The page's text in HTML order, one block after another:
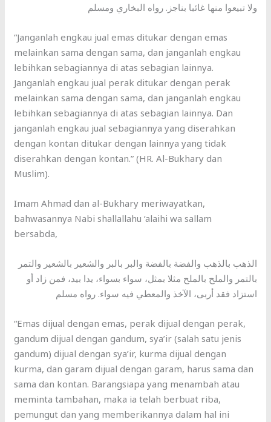
ولا تبيعوا منها غائبا بناجز. رواه البخاري ومسلم
“Janganlah engkau jual emas ditukar dengan emas
melainkan sama dengan sama, dan janganlah engkau
lebihkan sebagiannya di atas sebagian lainnya.
Janganlah engkau jual perak ditukar dengan perak
melainkan sama dengan sama, dan janganlah engkau
lebihkan sebagiannya di atas sebagian lainnya. Dan
janganlah engkau jual sebagiannya yang diserahkan
dengan kontan ditukar dengan lainnya yang tidak
diserahkan dengan kontan.” (HR. Al-Bukhary dan
Muslim).
Imam Ahmad dan al-Bukhary meriwayatkan,
bahwasannya Nabi shallallahu ‘alaihi wa sallam
bersabda,
الذهب بالذهب والفضة بالفضة والبر بالبر والشعير بالشعير والتمر
بالتمر والملح بالملح مثلا بمثل، سواء بسواء، يدا بيد، فمن زاد أو
استزاد فقد أربى، الآخذ والمعطي فيه سواء. رواه مسلم
“Emas dijual dengan emas, perak dijual dengan perak,
gandum dijual dengan gandum, sya’ir (salah satu jenis
gandum) dijual dengan sya’ir, kurma dijual dengan
kurma, dan garam dijual dengan garam, harus sama dan
sama dan kontan. Barangsiapa yang menambah atau
meminta tambahan, maka ia telah berbuat riba,
pemungut dan yang memberikannya dalam hal ini